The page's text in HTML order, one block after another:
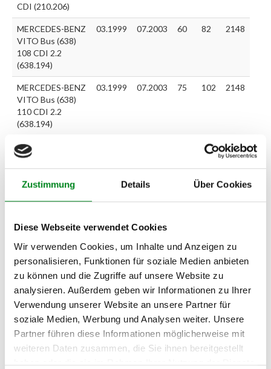
Zustimmung Details Über Cookies
Diese Webseite verwendet Cookies
Wir verwenden Cookies, um Inhalte und Anzeigen zu
personalisieren, Funktionen für soziale Medien anbieten
zu können und die Zugriffe auf unsere Website zu
analysieren. Außerdem geben wir Informationen zu Ihrer
Verwendung unserer Website an unsere Partner für
soziale Medien, Werbung und Analysen weiter. Unsere
Partner führen diese Informationen möglicherweise mit
weiteren Daten zusammen, die Sie ihnen bereitgestellt
haben oder die sie im Rahmen Ihrer Nutzung der Dienste
CDI (210.206)
MERCEDES-BENZ
VITO Bus (638)
108 CDI 2.2
(638.194)
03.1999 07.2003 60 82 2148
MERCEDES-BENZ
VITO Bus (638)
110 CDI 2.2
(638.194)
03.1999 07.2003 75 102 2148
MERCEDES-BENZ
VITO Bus (638)
112 CDI 2.2
(638.194)
122 2151
MERCEDES-BENZ
(638) 108 CDI 2.2
(638.094)
03.1999 07.2003 60 82 2151
MERCEDES-BENZ
VITO Kasten
(638) 110 CDI 2.2
(638.094)
03.1999 07.2003 75 102 2151
MERCEDES-BENZ
VITO Kasten
(638) 112 CDI 2.2
03.1999 07.2003 90 122 2151